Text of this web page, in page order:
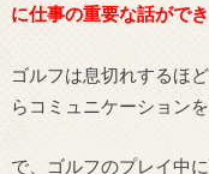
に仕事の重要な話がで
ゴルフは息切れするほ
らコミュニケーション
で、ゴルフのプレイ中